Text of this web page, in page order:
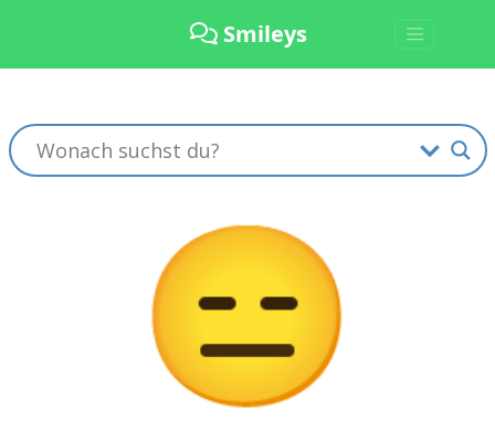
Smileys
😑